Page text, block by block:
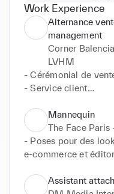
Work Experience
Alternance
management
Corner
LVHM
- Cérémonial de
- Service client
- Création de fichier
sur les demandes
- Maintien du visual
d'agencements pour
- Création d'un
Mannequin
The Face Paris
- Poses pour des
e-commerce et
- Clients : Needles,
Ford, Scair,
Assistant